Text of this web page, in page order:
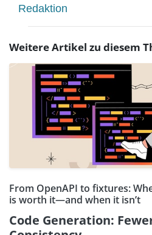
Redaktion
Weitere Artikel zu diesem
From OpenAPI to fixtures:
is worth it—and when it isn’t
Code Generation: